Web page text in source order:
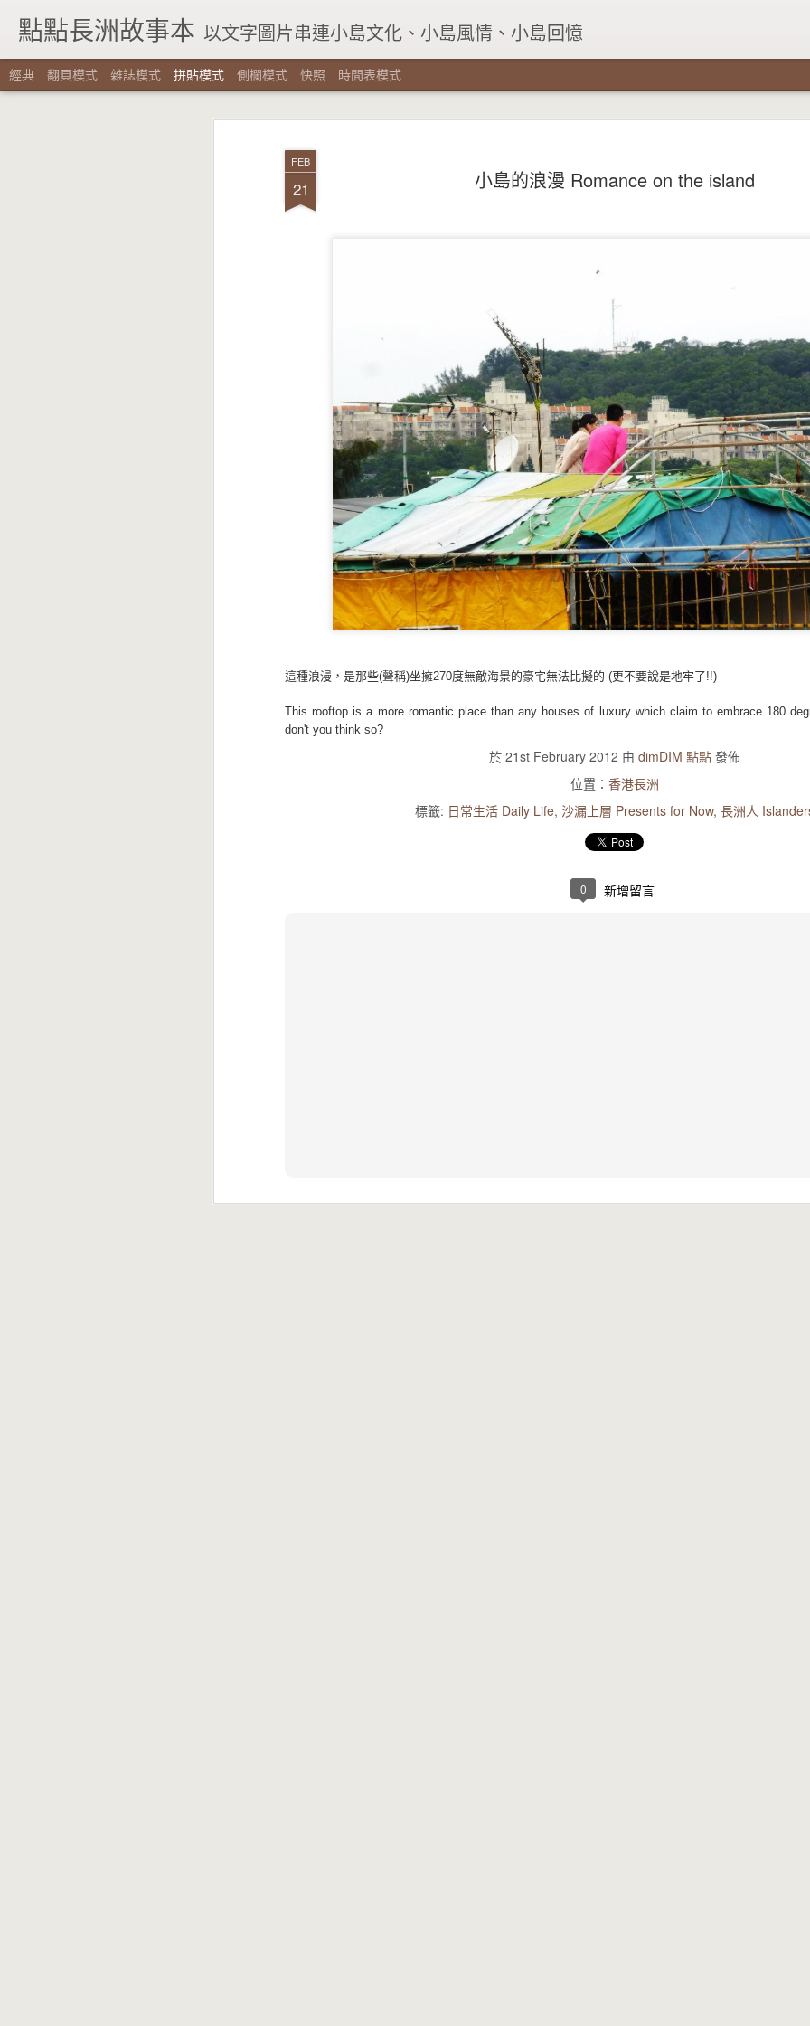
FEB
21 小島的浪漫 Romance on the island
這種浪漫，是那些(聲稱)坐擁270度無敵海景的豪宅無法比擬的 (更不要說是地牢了!!)
This rooftop is a more romantic place than any houses of luxury which claim to embrace 180
don't you think so?
於 21st February 2012 由 dimDIM 點點 發佈
位置： 香港長洲
標籤: 日常生活 Daily Life 沙漏上層 Presents for Now 長洲人
0 新增留言
點點長洲故事本 以文字圖片串連小島文化、小島風情、小島回憶
經典 翻頁模式 雜誌模式 拼貼模式 側欄模式 快照 時間表模式